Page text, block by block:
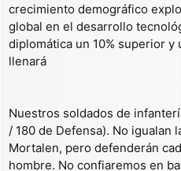
crecimiento demográfico
global en el desarrollo
diplomática un 10% superior y
llenará
Nuestros soldados de
/ 180 de Defensa). No igualan
Mortalen, pero defenderán
hombre. No confiaremos en